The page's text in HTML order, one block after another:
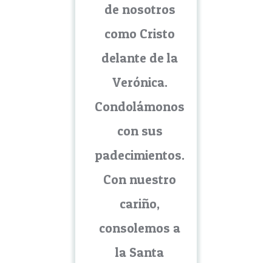
de nosotros
como Cristo
delante de la
Verónica.
Condolámonos
con sus
padecimientos.
Con nuestro
cariño,
consolemos a
la Santa